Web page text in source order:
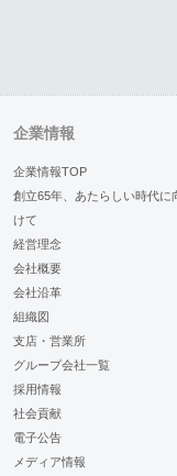
企業情報
企業情報TOP
創立65年、あたらしい時代に
けて
経営理念
会社概要
会社沿革
組織図
支店・営業所
グループ会社一覧
採用情報
社会貢献
電子公告
メディア情報